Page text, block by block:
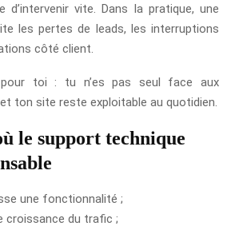
d’intervenir vite. Dans la pratique, une
les pertes de leads, les interruptions
côté client.
toi : tu n’es pas seul face aux
ton site reste exploitable au quotidien.
le support technique
une fonctionnalité ;
croissance du trafic ;